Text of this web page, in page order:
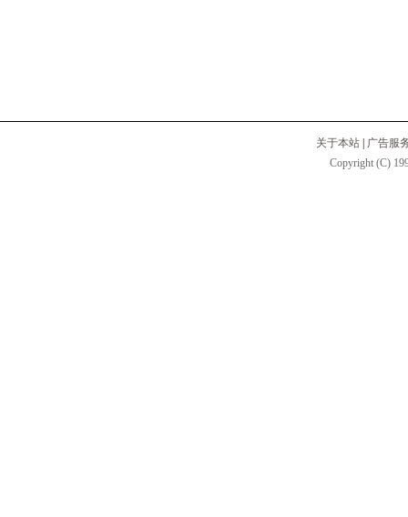
关于本站
广告服
Copyright (C)